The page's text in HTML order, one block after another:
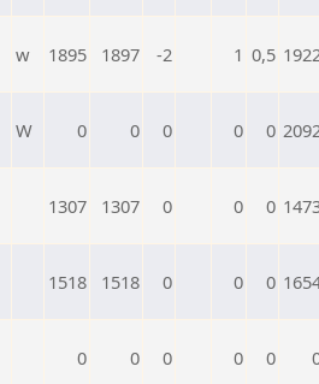
w 1895 1897 -2 1 0,5
W 0 0 0 0 0
1307 1307 0 0 0
1518 1518 0 0 0
0 0 0 0 0